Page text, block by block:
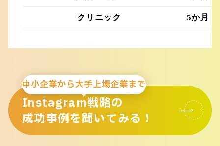
クリニック 5か月
中小企業から大手上場企業まで
Instagram戦略の
成功事例を聞いてみる！